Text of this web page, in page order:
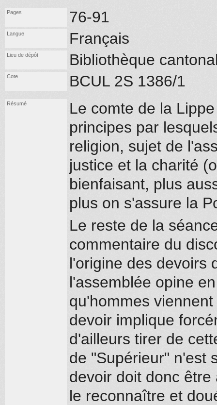
Pages 76-91
Langue Français
Lieu de dépôt Bibliothèque
Cote BCUL 2S 1386/1
Résumé
Le comte de la
principes par
religion, sujet de
justice et la charité
bienfaisant, plus
plus on s'assure la
Le reste de la
commentaire du
l'origine des devoirs
l'assemblée opine
qu'hommes
devoir implique
d'ailleurs tirer de
de "Supérieur" n'est
devoir doit donc
le reconnaître et